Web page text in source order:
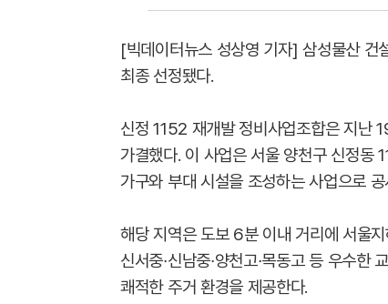
[빅데이터뉴스 성상영 기자] 삼성물산 건
최종 선정됐다.
신정 1152 재개발 정비사업조합은 지난
가결했다. 이 사업은 서울 양천구 신정
가구와 부대 시설을 조성하는 사업으로
해당 지역은 도보 6분 이내 거리에 서울
신서중∙신남중∙양천고∙목동고 등 우수한
쾌적한 주거 환경을 제공한다.